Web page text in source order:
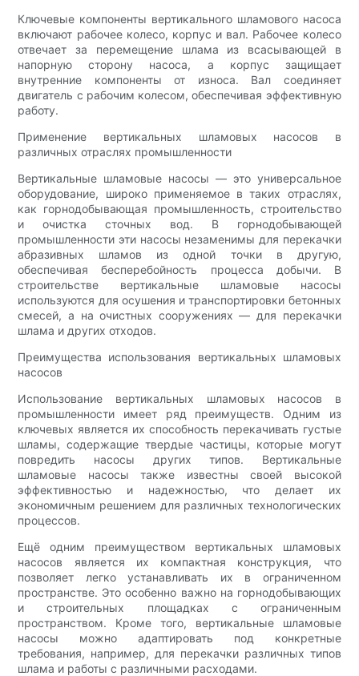
Ключевые компоненты вертикального шламового насоса
включают рабочее колесо, корпус и вал. Рабочее колесо
отвечает за перемещение шлама из всасывающей в
напорную сторону насоса, а корпус защищает
внутренние компоненты от износа. Вал соединяет
двигатель с рабочим колесом, обеспечивая эффективную
работу.
Применение вертикальных шламовых насосов в
различных отраслях промышленности
Вертикальные шламовые насосы — это универсальное
оборудование, широко применяемое в таких отраслях,
как горнодобывающая промышленность, строительство
и очистка сточных вод. В горнодобывающей
промышленности эти насосы незаменимы для перекачки
абразивных шламов из одной точки в другую,
обеспечивая бесперебойность процесса добычи. В
строительстве вертикальные шламовые насосы
используются для осушения и транспортировки бетонных
смесей, а на очистных сооружениях — для перекачки
шлама и других отходов.
Преимущества использования вертикальных шламовых
насосов
Использование вертикальных шламовых насосов в
промышленности имеет ряд преимуществ. Одним из
ключевых является их способность перекачивать густые
шламы, содержащие твердые частицы, которые могут
повредить насосы других типов. Вертикальные
шламовые насосы также известны своей высокой
эффективностью и надежностью, что делает их
экономичным решением для различных технологических
процессов.
Ещё одним преимуществом вертикальных шламовых
насосов является их компактная конструкция, что
позволяет легко устанавливать их в ограниченном
пространстве. Это особенно важно на горнодобывающих
и строительных площадках с ограниченным
пространством. Кроме того, вертикальные шламовые
насосы можно адаптировать под конкретные
требования, например, для перекачки различных типов
шлама и работы с различными расходами.